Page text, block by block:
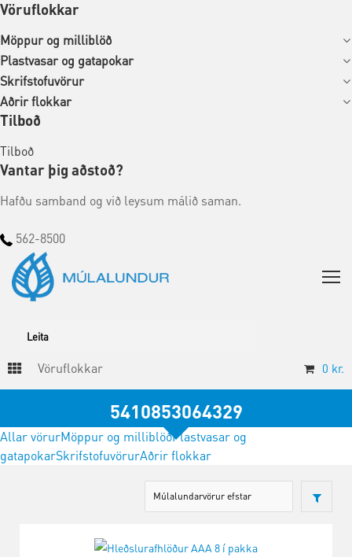
Vöruflokkar
Möppur og milliblöð
Plastvasar og gatapokar
Skrifstofuvörur
Aðrir flokkar
Tilboð
Tilboð
Vantar þig aðstoð?
Hafðu samband og við leysum málið saman.
562-8500
Vöruflokkar 0 kr.
5410853064329
Allar vörurMöppur og milliblöðPlastvasar og
gatapokarSkrifstofuvörurAðrir flokkar